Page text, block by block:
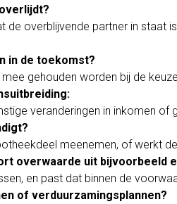
de overblijvende partner in staat
in de toekomst?
gehouden worden bij de
veranderingen in inkomen of
meenemen, of werkt
overwaarde uit bijvoorbeeld
en past dat binnen de
of verduurzamingsplannen?